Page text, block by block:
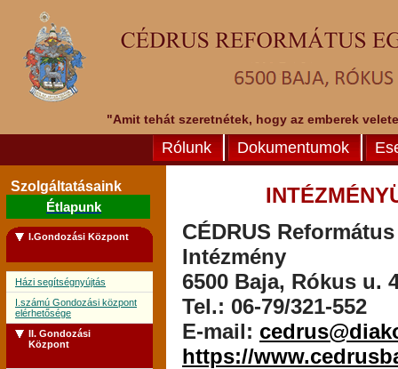
"Amit tehát szeretnétek, hogy az emberek
Rólunk Dokumentumok
Szolgáltatásaink
Étlapunk
I.Gondozási Központ
Házi segítségnyújtás
I.számú Gondozási központ
elérhetősége
II. Gondozási
Központ
CÉDRUS
Intézmény
6500 Baja, Rókus u.
Tel.: 06-79/321-552
E-mail:
https://